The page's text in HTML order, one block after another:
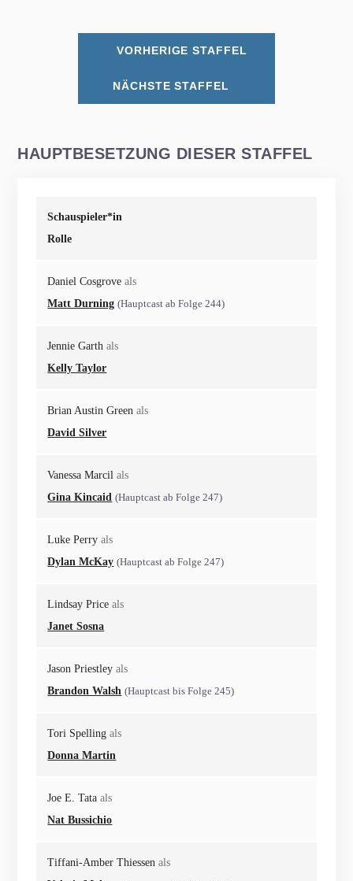
VORHERIGE STAFFEL
NÄCHSTE STAFFEL
HAUPTBESETZUNG DIESER STAFFEL
Schauspieler*in
Rolle
Daniel Cosgrove als
Matt Durning (Hauptcast ab Folge 244)
Jennie Garth als
Kelly Taylor
Brian Austin Green als
David Silver
Vanessa Marcil als
Gina Kincaid (Hauptcast ab Folge 247)
Luke Perry als
Dylan McKay (Hauptcast ab Folge 247)
Lindsay Price als
Janet Sosna
Jason Priestley als
Brandon Walsh (Hauptcast bis Folge 245)
Tori Spelling als
Donna Martin
Joe E. Tata als
Nat Bussichio
Tiffani-Amber Thiessen als